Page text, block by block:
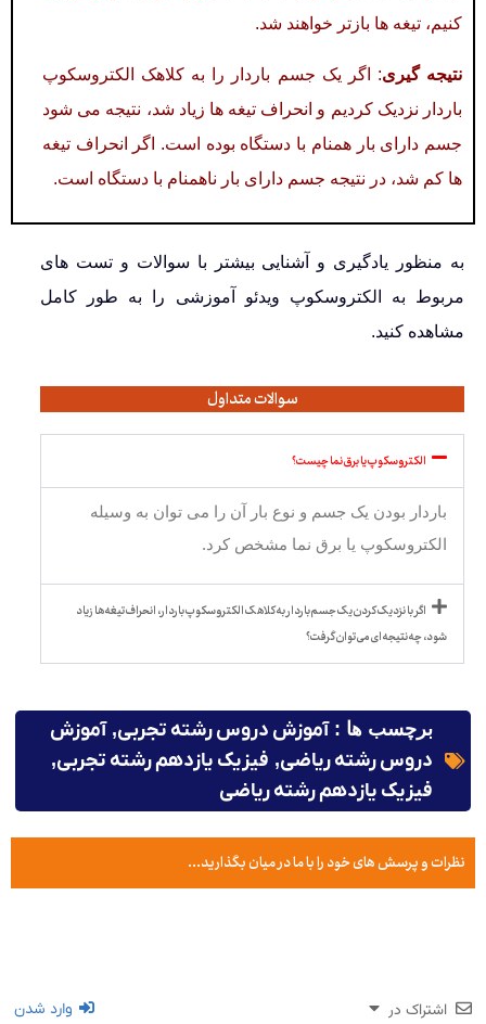
کنیم، تیغه ها بازتر خواهند شد.
نتیجه گیری: اگر یک جسم باردار را به کلاهک الکتروسکوپ
باردار نزدیک کردیم و انحراف تیغه ها زیاد شد، نتیجه می شود
جسم دارای بار همنام با دستگاه بوده است. اگر انحراف تیغه
ها کم شد، در نتیجه جسم دارای بار ناهمنام با دستگاه است.
به منظور یادگیری و آشنایی بیشتر با سوالات و تست های
مربوط به الکتروسکوپ ویدئو آموزشی را به طور کامل
مشاهده کنید.
سوالات متداول
الکتروسکوپ یا برق نما چیست؟
باردار بودن یک جسم و نوع بار آن را می توان به وسیله
الکتروسکوپ یا برق نما مشخص کرد.
اگر با نزدیک کردن یک جسم باردار به کلاهک الکتروسکوپ باردار، انحراف تیغه ها زیاد
شود، چه نتیجه ای می توان گرفت؟
برچسب ها :آموزش دروس رشته تجربی,آموزش
دروس رشته ریاضی, فیزیک یازدهم رشته تجربی,
فیزیک یازدهم رشته ریاضی
نظرات و پرسش های خود را با ما در میان بگذارید...
اشتراک در وارد شدن